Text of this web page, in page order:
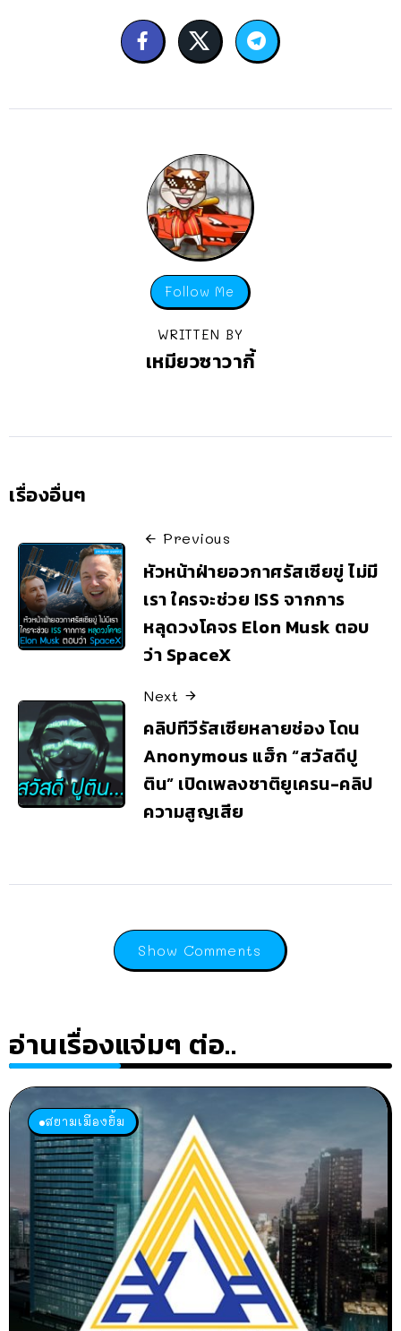
Follow Me
WRITTEN BY
เหมียวซาวากี้
เรื่องอื่นๆ
Previous
หัวหน้าฝ่ายอวกาศรัสเซียขู่ ไม่มี
เรา ใครจะช่วย ISS จากการ
หลุดวงโคจร Elon Musk ตอบ
ว่า SpaceX
Next
คลิปทีวีรัสเซียหลายช่อง โดน
Anonymous แฮ็ก “สวัสดีปู
ติน” เปิดเพลงชาติยูเครน-คลิป
ความสูญเสีย
Show Comments
อ่านเรื่องแจ่มๆ ต่อ..
สยามเมืองยิ้ม